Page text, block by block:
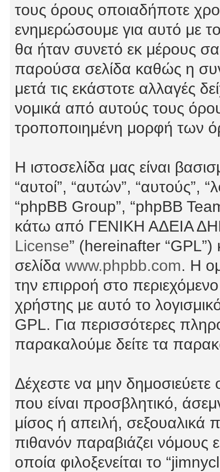
τους όρους οποιαδήποτε
ενημερώσουμε για αυτό με
θα ήταν συνετό εκ μέρους
παρούσα σελίδα καθώς η
μετά τις εκάστοτε αλλαγές
νομικά από αυτούς τους
τροποποιημένη μορφή των
Η ιστοσελίδα μας είναι
“αυτοί”, “αυτών”, “αυτούς”,
“phpBB Group”, “phpBB
κάτω από ΓΕΝΙΚΗ ΑΔΕΙΑ
License” (hereinafter “GPL”)
σελίδα www.phpbb.com. Η
την επιρροή στο
χρήστης με αυτό το
GPL. Για περισσότερες
παρακαλούμε δείτε τα
Δέχεστε να μην
που είναι προσβλητικό,
μίσος ή απειλή, σεξουαλικά
πιθανόν παραβιάζει νόμους
οποία φιλοξενείται το